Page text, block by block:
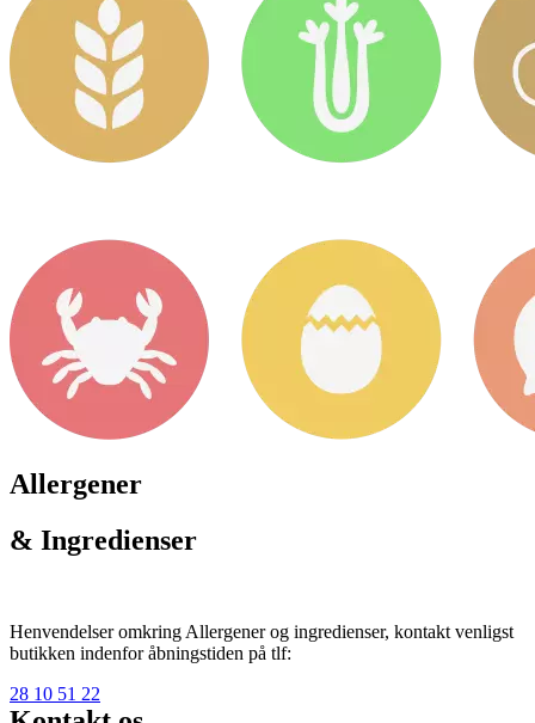
Allergener
& Ingredienser
Henvendelser omkring Allergener og ingredienser, kontakt venligst
butikken indenfor åbningstiden på tlf:
28 10 51 22